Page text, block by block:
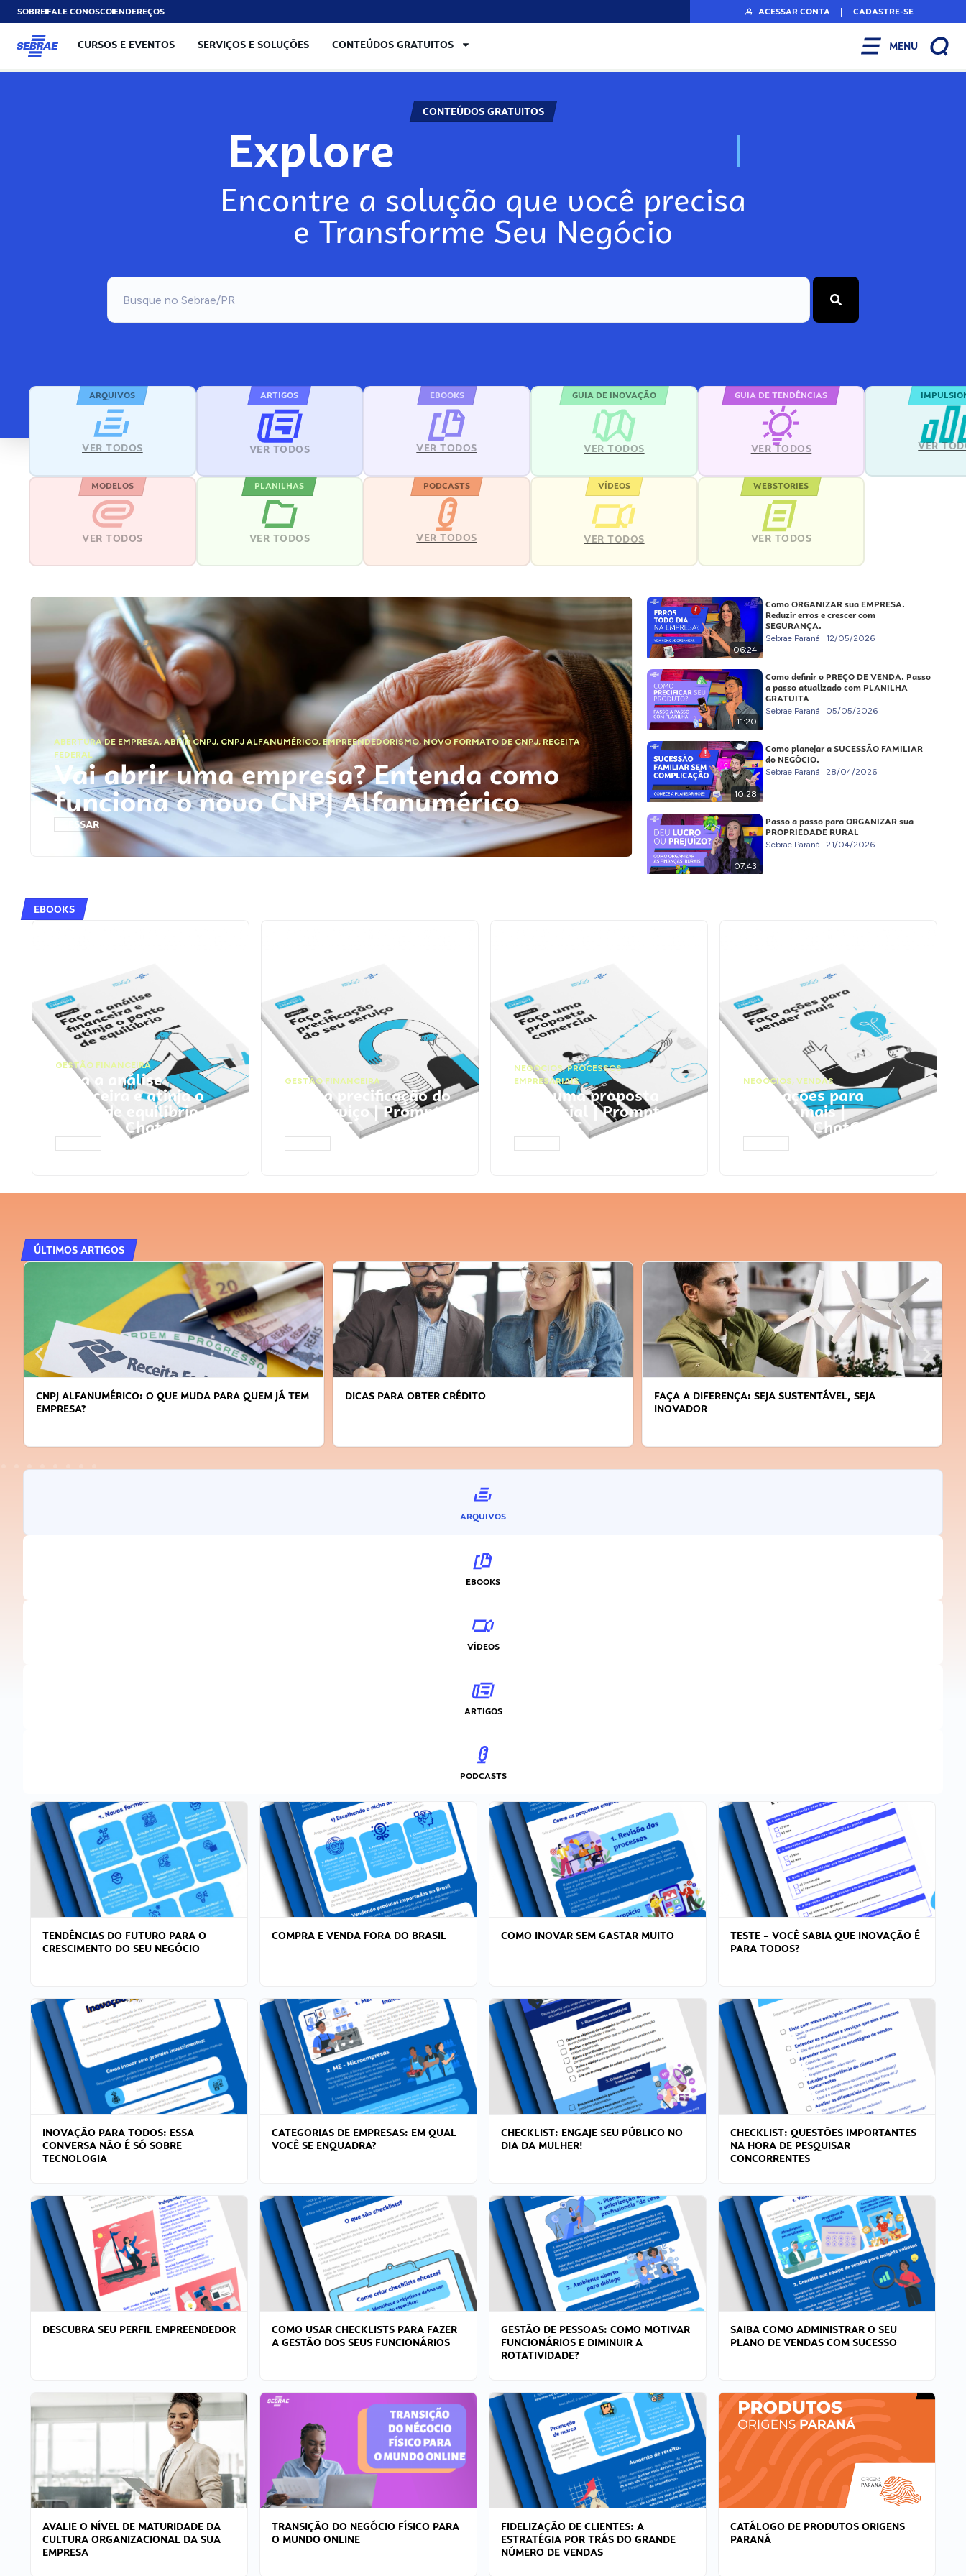
SOBREFALE CONOSCOENDEREÇOS ACESSAR CONTA | CADASTRE-SE
CURSOS E EVENTOS SERVIÇOS E SOLUÇÕES CONTEÚDOS GRATUITOS MENU
CONTEÚDOS GRATUITOS
Explore N
Encontre a solução que você precisa
e Transforme Seu Negócio
ARQUIVOS
VER TODOS
ARTIGOS
VER TODOS
EBOOKS
VER TODOS
GUIA DE INOVAÇÃO
VER TODOS
GUIA DE TENDÊNCIAS
VER TODOS VER
MODELOS
VER TODOS
PLANILHAS
VER TODOS
PODCASTS
VER TODOS
VÍDEOS
VER TODOS
WEBSTORIES
VER TODOS
ABERTURA DE EMPRESA,ABRIR CNPJ, CNPJ ALFANUMÉRICO, EMPREENDEDORISMO,NOVO FORMATO DE CNPJ,RECEITA
FEDERAL
Vai abrir uma empresa? Entenda como
funciona o novo CNPJ Alfanumérico
ACESSAR
06:24
Como ORGANIZAR sua EMPRESA.
Reduzir erros e crescer com
SEGURANÇA.
Sebrae Paraná 12/05/2026
11:20
Como definir o PREÇO DE VENDA. Passo
a passo atualizado com PLANILHA
GRATUITA
Sebrae Paraná 05/05/2026
10:28
Como planejar a SUCESSÃO FAMILIAR
do NEGÓCIO.
Sebrae Paraná 28/04/2026
07:43
Passo a passo para ORGANIZAR sua
PROPRIEDADE RURAL
Sebrae Paraná 21/04/2026
EBOOKS
GESTÃO FINANCEIRA
Faça a análise
financeira e atinja o
ponto de equilíbrio |
Prompts ChatGPT
GESTÃO FINANCEIRA
Faça a precificação do
seu serviço | Prompts
ChatGPT
NEGÓCIOS,PROCESSOS
EMPRESARIAIS
Faça uma proposta
comercial | Prompts
ChatGPT
NEGÓCIOS, VENDAS
Faça ações para
vender mais |
Prompts ChatGPT
ÚLTIMOS ARTIGOS
DICAS PARA OBTER CRÉDITO
FAÇA A DIFERENÇA: SEJA SUSTENTÁVEL, SEJA
APRENDA A GERENCIAR O SEU TEMPO
ARQUIVOS
EBOOKS
VÍDEOS
ARTIGOS
PODCASTS
TENDÊNCIAS DO FUTURO PARA O
CRESCIMENTO DO SEU NEGÓCIO
COMPRA E VENDA FORA DO BRASIL COMO INOVAR SEM GASTAR MUITO
TESTE – VOCÊ SABIA QUE INOVAÇÃO É
PARA TODOS?
INOVAÇÃO PARA TODOS: ESSA
CONVERSA NÃO É SÓ SOBRE
TECNOLOGIA
CATEGORIAS DE EMPRESAS: EM QUAL
VOCÊ SE ENQUADRA?
CHECKLIST: ENGAJE SEU PÚBLICO NO
DIA DA MULHER!
CHECKLIST: QUESTÕES IMPORTANTES
NA HORA DE PESQUISAR
CONCORRENTES
DESCUBRA SEU PERFIL EMPREENDEDOR
COMO USAR CHECKLISTS PARA FAZER
A GESTÃO DOS SEUS FUNCIONÁRIOS
GESTÃO DE PESSOAS: COMO MOTIVAR
FUNCIONÁRIOS E DIMINUIR A
ROTATIVIDADE?
SAIBA COMO ADMINISTRAR O SEU
PLANO DE VENDAS COM SUCESSO
AVALIE O NÍVEL DE MATURIDADE DA
CULTURA ORGANIZACIONAL DA SUA
EMPRESA
TRANSIÇÃO DO NEGÓCIO FÍSICO PARA
O MUNDO ONLINE
FIDELIZAÇÃO DE CLIENTES: A
ESTRATÉGIA POR TRÁS DO GRANDE
NÚMERO DE VENDAS
CATÁLOGO DE PRODUTOS ORIGENS
PARANÁ